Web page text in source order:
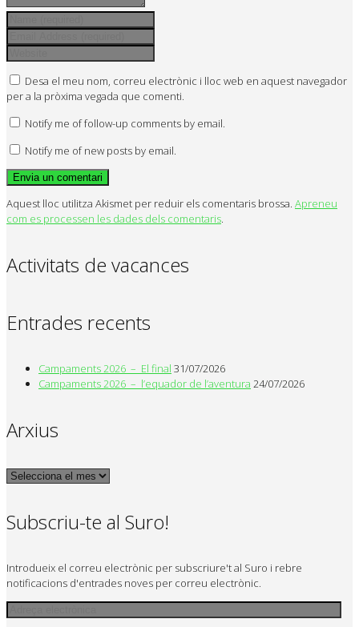
Desa el meu nom, correu electrònic i lloc web en aquest navegador
per a la pròxima vegada que comenti.
Notify me of follow-up comments by email.
Notify me of new posts by email.
Aquest lloc utilitza Akismet per reduir els comentaris brossa. Apreneu
com es processen les dades dels comentaris.
Activitats de vacances
Entrades recents
Campaments 2026 – El final 31/07/2026
Campaments 2026 – l’equador de l’aventura 24/07/2026
Arxius
Arxius
Subscriu-te al Suro!
Introdueix el correu electrònic per subscriure't al Suro i rebre
notificacions d'entrades noves per correu electrònic.